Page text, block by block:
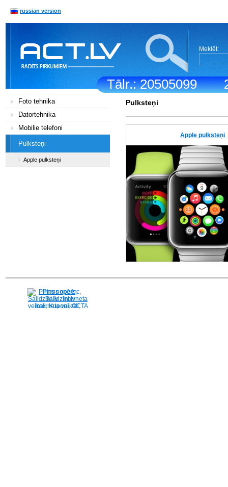
Tālr.: 20505099
russian version
Meklēt:
Foto tehnika
Datortehnika
Mobilie telefoni
Pulksteņi
Apple pulksteņi
Pulksteņi
Apple pulksteņi
Pirms nopērc,
Salidzini.lv - Interneta
veikali, Kuponi, OCTA